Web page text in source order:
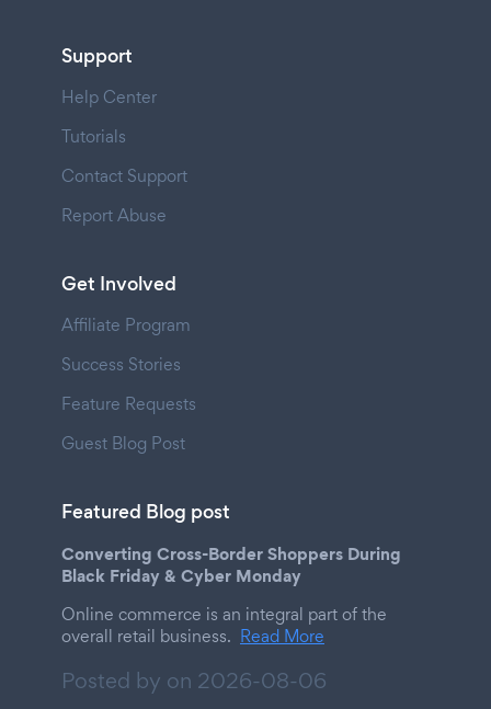
Support
Help Center
Tutorials
Contact Support
Report Abuse
Get Involved
Affiliate Program
Success Stories
Feature Requests
Guest Blog Post
Featured Blog post
Converting Cross-Border Shoppers During
Black Friday & Cyber Monday
Online commerce is an integral part of the
overall retail business. Read More
Posted by on 2026-08-06